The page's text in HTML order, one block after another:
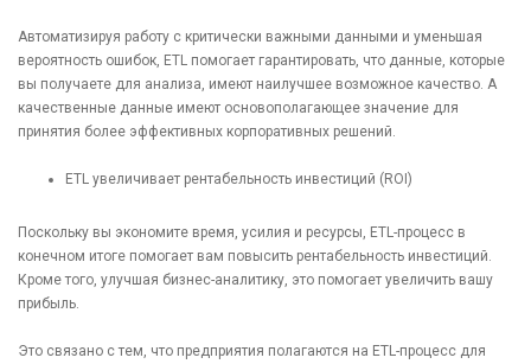
Автоматизируя работу с критически важными данными и уменьшая
вероятность ошибок, ETL помогает гарантировать, что данные, которые
вы получаете для анализа, имеют наилучшее возможное качество. А
качественные данные имеют основополагающее значение для
принятия более эффективных корпоративных решений.
ETL увеличивает рентабельность инвестиций (ROI)
Поскольку вы экономите время, усилия и ресурсы, ETL-процесс в
конечном итоге помогает вам повысить рентабельность инвестиций.
Кроме того, улучшая бизнес-аналитику, это помогает увеличить вашу
прибыль.
Это связано с тем, что предприятия полагаются на ETL-процесс для